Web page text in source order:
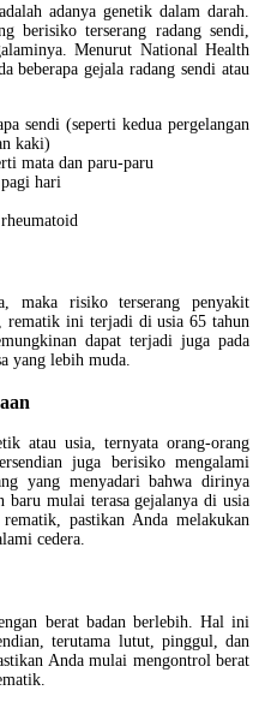
adanya genetik dalam darah.
berisiko terserang radang sendi,
Menurut National Health
beberapa gejala radang sendi atau
sendi (seperti kedua pergelangan
kaki)
mata dan paru-paru
hari
maka risiko terserang penyakit
rematik ini terjadi di usia 65 tahun
dapat terjadi juga pada
yang lebih muda.
atau usia, ternyata orang-orang
juga berisiko mengalami
yang menyadari bahwa dirinya
baru mulai terasa gejalanya di usia
pastikan Anda melakukan
cedera.
berat badan berlebih. Hal ini
terutama lutut, pinggul, dan
Anda mulai mengontrol berat